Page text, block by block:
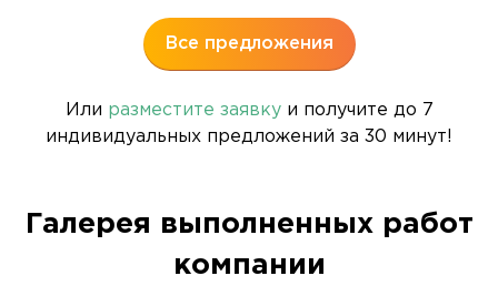
Все предложения
Или разместите заявкуи получите до 7
индивидуальных предложений за 30 минут!
Галерея выполненных работ
компании